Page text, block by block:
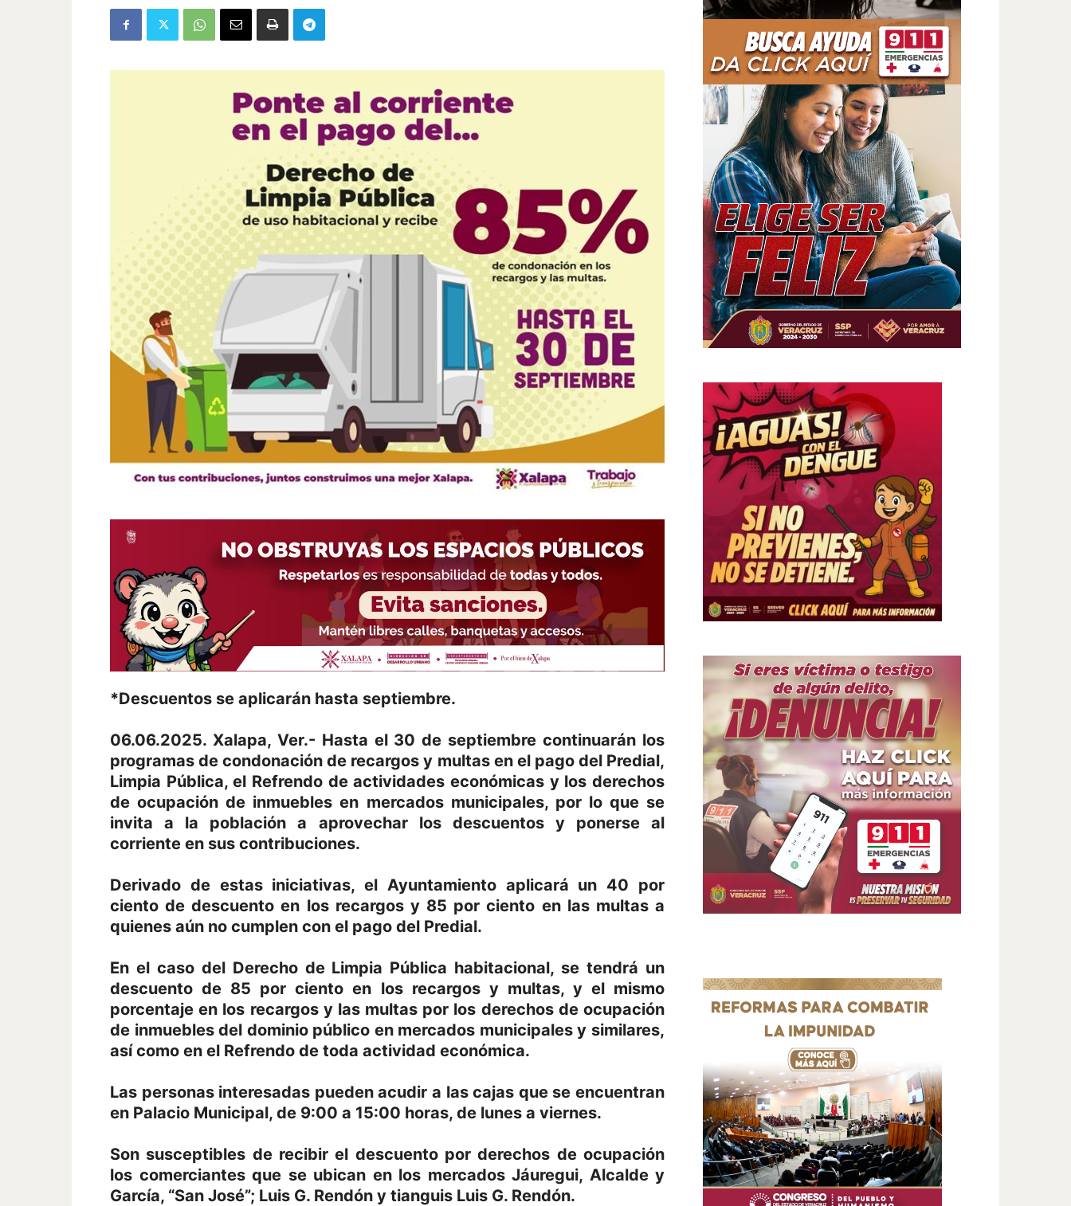
*Descuentos se aplicarán hasta septiembre.
06.06.2025. Xalapa, Ver.- Hasta el 30 de septiembre continuarán los
programas de condonación de recargos y multas en el pago del Predial,
Limpia Pública, el Refrendo de actividades económicas y los derechos
de ocupación de inmuebles en mercados municipales, por lo que se
invita a la población a aprovechar los descuentos y ponerse al
corriente en sus contribuciones.
Derivado de estas iniciativas, el Ayuntamiento aplicará un 40 por
ciento de descuento en los recargos y 85 por ciento en las multas a
quienes aún no cumplen con el pago del Predial.
En el caso del Derecho de Limpia Pública habitacional, se tendrá un
descuento de 85 por ciento en los recargos y multas, y el mismo
porcentaje en los recargos y las multas por los derechos de ocupación
de inmuebles del dominio público en mercados municipales y similares,
así como en el Refrendo de toda actividad económica.
Las personas interesadas pueden acudir a las cajas que se encuentran
en Palacio Municipal, de 9:00 a 15:00 horas, de lunes a viernes.
Son susceptibles de recibir el descuento por derechos de ocupación
los comerciantes que se ubican en los mercados Jáuregui, Alcalde y
García, “San José”; Luis G. Rendón y tianguis Luis G. Rendón.